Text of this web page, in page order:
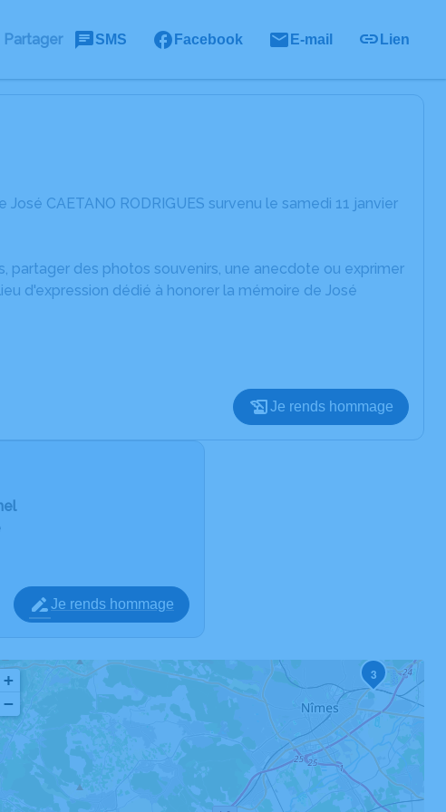
Partager SMS Facebook E-mail Lien
CAETANO RODRIGUES survenu le samedi 11 janvier
partager des photos souvenirs, une anecdote ou exprimer
d'expression dédié à honorer la mémoire de José
Je rends hommage
Je rends hommage
3
+
−